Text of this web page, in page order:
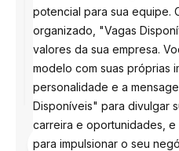
Desenhado
por
potencial para sua equipe.
organizado, "Vagas
valores da sua empresa.
modelo com suas próprias
personalidade e a
Disponíveis" para divulgar
carreira e oportunidades,
para impulsionar o seu